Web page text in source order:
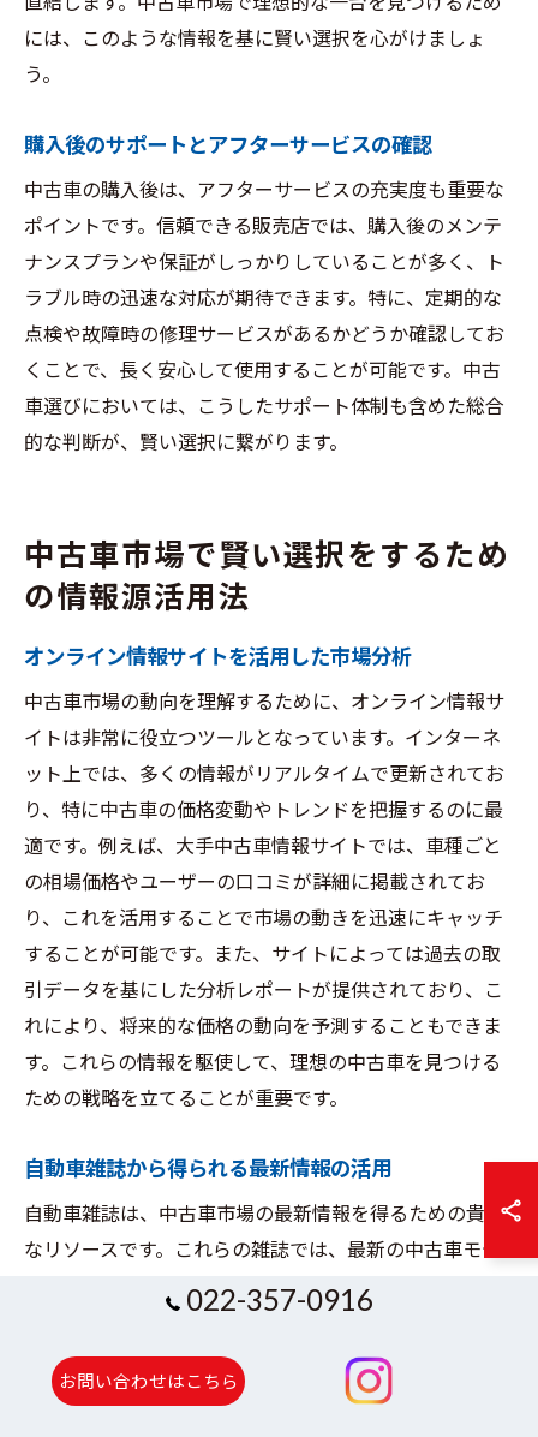
には、このような情報を基に賢い選択を心がけましょ
う。
購入後のサポートとアフターサービスの確認
中古車の購入後は、アフターサービスの充実度も重要な
ポイントです。信頼できる販売店では、購入後のメンテ
ナンスプランや保証がしっかりしていることが多く、ト
ラブル時の迅速な対応が期待できます。特に、定期的な
点検や故障時の修理サービスがあるかどうか確認してお
くことで、長く安心して使用することが可能です。中古
車選びにおいては、こうしたサポート体制も含めた総合
的な判断が、賢い選択に繋がります。
中古車市場で賢い選択をするため
の情報源活用法
オンライン情報サイトを活用した市場分析
中古車市場の動向を理解するために、オンライン情報サ
イトは非常に役立つツールとなっています。インターネ
ット上では、多くの情報がリアルタイムで更新されてお
り、特に中古車の価格変動やトレンドを把握するのに最
適です。例えば、大手中古車情報サイトでは、車種ごと
の相場価格やユーザーの口コミが詳細に掲載されてお
り、これを活用することで市場の動きを迅速にキャッチ
することが可能です。また、サイトによっては過去の取
引データを基にした分析レポートが提供されており、こ
れにより、将来的な価格の動向を予測することもできま
す。これらの情報を駆使して、理想の中古車を見つける
ための戦略を立てることが重要です。
自動車雑誌から得られる最新情報の活用
自動車雑誌は、中古車市場の最新情報を得るための貴重
なリソースです。これらの雑誌では、最新の中古車モデ
ルのレビューや、市場のトレンド分析が詳しく掲載され
の評価は、購入を検討する際の重要な判断材料となりま
す。また、専門家による市場予測や、人気のある車種に
022-357-0916
お問い合わせはこちら